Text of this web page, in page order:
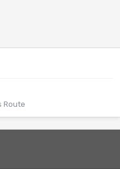
Route